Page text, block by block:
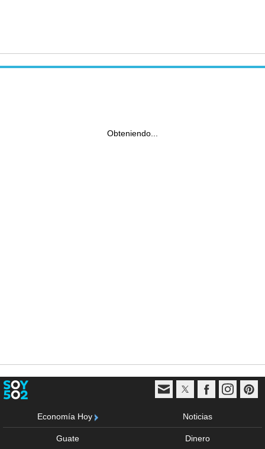
Obteniendo...
Economía Hoy Noticias
Guate Dinero